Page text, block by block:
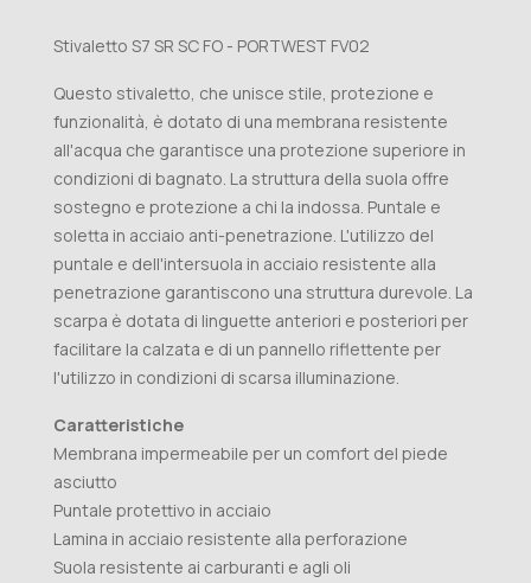
Stivaletto S7 SR SC FO - PORTWEST FV02
Questo stivaletto, che unisce stile, protezione e
funzionalità, è dotato di una membrana resistente
all'acqua che garantisce una protezione superiore in
condizioni di bagnato. La struttura della suola offre
sostegno e protezione a chi la indossa. Puntale e
soletta in acciaio anti-penetrazione. L'utilizzo del
puntale e dell'intersuola in acciaio resistente alla
penetrazione garantiscono una struttura durevole. La
scarpa è dotata di linguette anteriori e posteriori per
facilitare la calzata e di un pannello riflettente per
l'utilizzo in condizioni di scarsa illuminazione.
Caratteristiche
Membrana impermeabile per un comfort del piede
asciutto
Puntale protettivo in acciaio
Lamina in acciaio resistente alla perforazione
Suola resistente ai carburanti e agli oli